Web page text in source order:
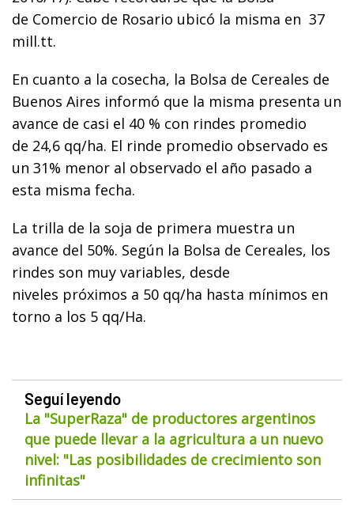
de Comercio de Rosario ubicó la misma en 37
mill.tt.
En cuanto a la cosecha, la Bolsa de Cereales de
Buenos Aires informó que la misma presenta un
avance de casi el 40 % con rindes promedio
de 24,6 qq/ha. El rinde promedio observado es
un 31% menor al observado el año pasado a
esta misma fecha.
La trilla de la soja de primera muestra un
avance del 50%. Según la Bolsa de Cereales, los
rindes son muy variables, desde
niveles próximos a 50 qq/ha hasta mínimos en
torno a los 5 qq/Ha.
Seguí leyendo
La "SuperRaza" de productores argentinos
que puede llevar a la agricultura a un nuevo
nivel: "Las posibilidades de crecimiento son
infinitas"